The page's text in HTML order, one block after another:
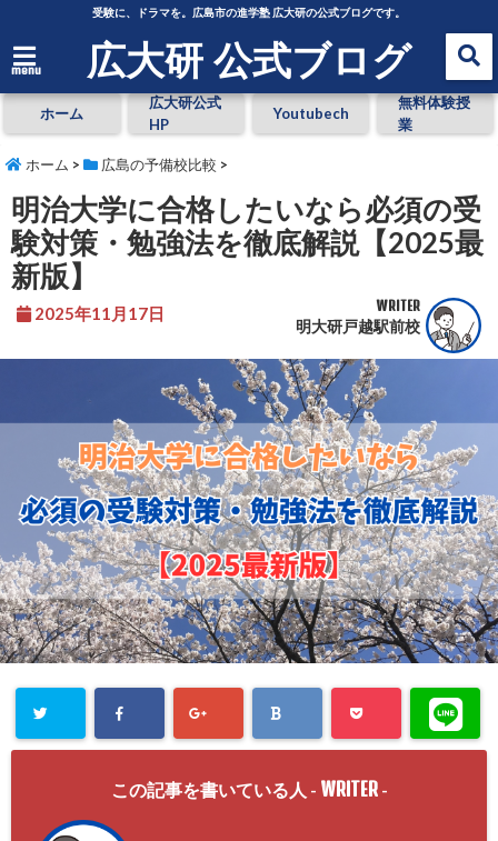
受験に、ドラマを。広島市の進学塾 広大研の公式ブログです。
menu 広大研 公式ブログ
ホーム
広大研公式
HP
Youtubech
無料体験授
業
ホーム > 広島の予備校比較 >
明治大学に合格したいなら必須の受
験対策・勉強法を徹底解説【2025最
新版】
2025年11月17日 WRITER
明大研戸越駅前校
この記事を書いている人 - WRITER-